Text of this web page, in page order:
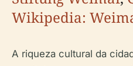
Wikipedia:
A riqueza cultural da